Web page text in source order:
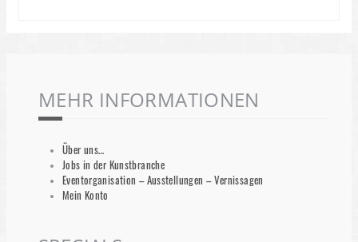
MEHR INFORMATIONEN
Über uns…
Jobs in der Kunstbranche
Eventorganisation – Ausstellungen – Vernissagen
Mein Konto